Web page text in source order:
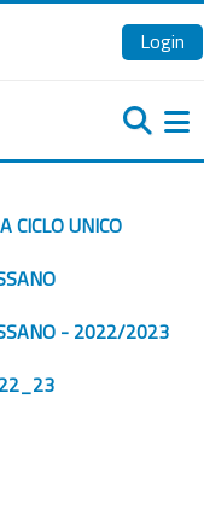
Login
CICLO UNICO
- 2022/2023